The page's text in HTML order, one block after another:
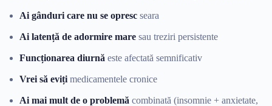
Ai gânduri care nu se opresc seara
Ai latență de adormire mare sau treziri persistente
Funcționarea diurnă este afectată semnificativ
Vrei să eviți medicamentele cronice
Ai mai mult de o problemă combinată (insomnie + anxietate,